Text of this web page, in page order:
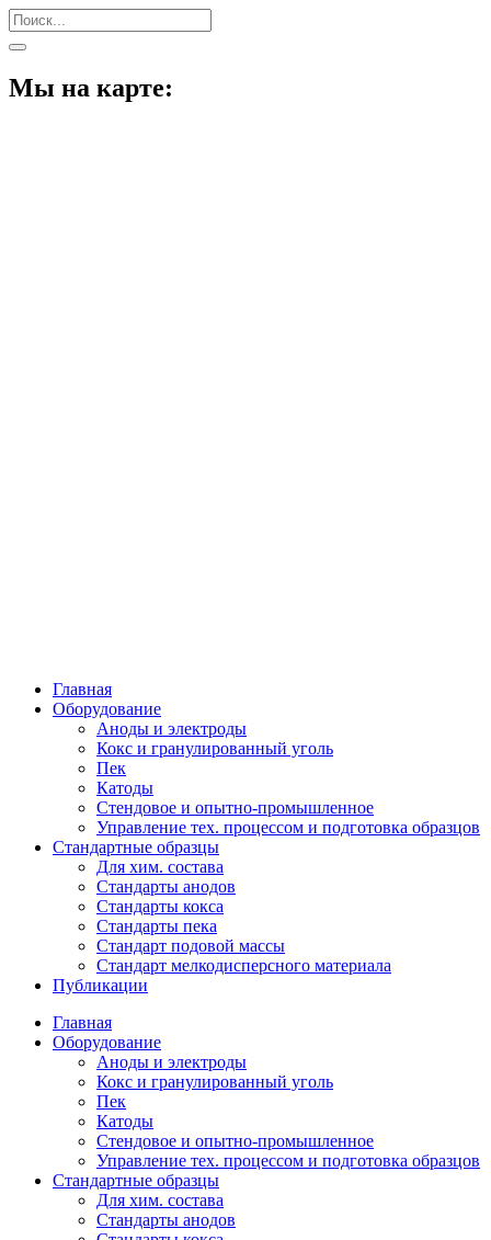
Мы на карте:
Главная
Оборудование
Аноды и электроды
Кокс и гранулированный уголь
Пек
Катоды
Стендовое и опытно-промышленное
Управление тех. процессом и подготовка образцов
Стандартные образцы
Для хим. состава
Стандарты анодов
Стандарты кокса
Стандарты пека
Стандарт подовой массы
Стандарт мелкодисперсного материала
Публикации
Главная
Оборудование
Аноды и электроды
Кокс и гранулированный уголь
Пек
Катоды
Стендовое и опытно-промышленное
Управление тех. процессом и подготовка образцов
Стандартные образцы
Для хим. состава
Стандарты анодов